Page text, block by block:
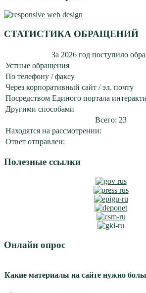
СТАТИСТИКА ОБРАЩЕНИЙ
За 2026 год поступило
Устные обращения
По телефону / факсу
Через корпоративный сайт / эл. почту
Посредством Единого портала
Другими способами
Всего: 23
Находятся на рассмотрении:
Ответ отправлен:
Полезные ссылки
Онлайн опрос
Какие материалы на сайте нужно